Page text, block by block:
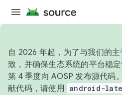
自 2026 年起，为了与我们的
致，并确保生态系统的平台稳
第 4 季度向 AOSP 发布源代码
献代码，请使用 android-